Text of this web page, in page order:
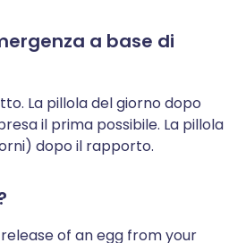
a base di
La pillola del giorno dopo
il prima possibile. La pillola
dopo il rapporto.
of an egg from your